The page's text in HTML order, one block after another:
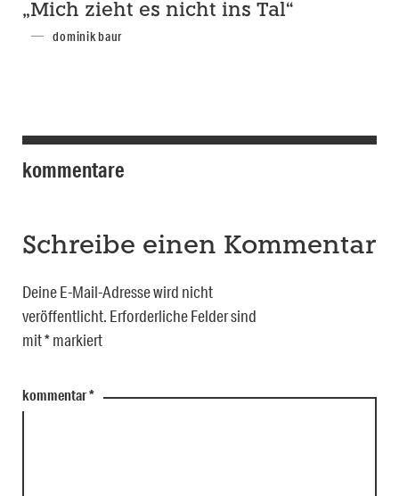
„Mich zieht es nicht ins Tal“
dominik baur
kommentare
Schreibe einen Kommentar
Deine E-Mail-Adresse wird nicht
veröffentlicht. Erforderliche Felder sind
mit*markiert
kommentar*